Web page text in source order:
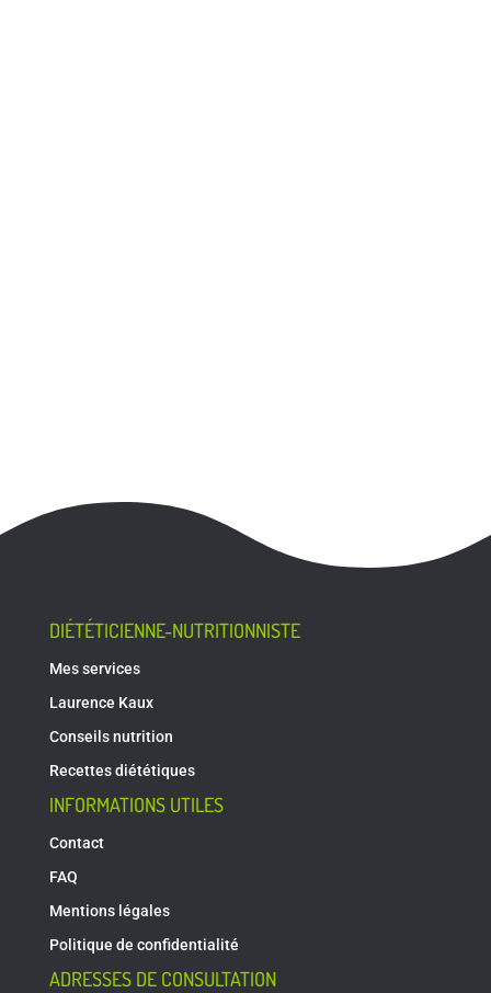
DIÉTÉTICIENNE-NUTRITIONNISTE
Mes services
Laurence Kaux
Conseils nutrition
Recettes diététiques
INFORMATIONS UTILES
Contact
FAQ
Mentions légales
Politique de confidentialité
ADRESSES DE CONSULTATION